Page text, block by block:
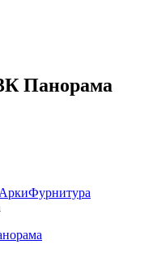
Панорама
АркиФурнитура